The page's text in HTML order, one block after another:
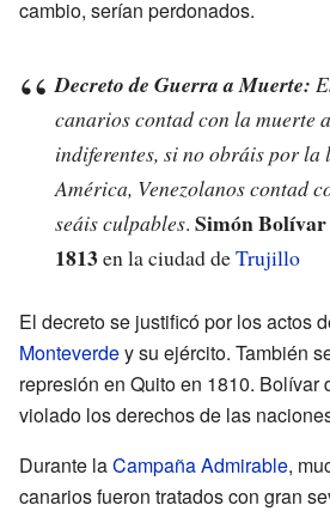
cambio, serían perdonados.
Decreto de Guerra a Muerte:
canarios contad con la muerte
indiferentes, si no obráis por la
América, Venezolanos contad
seáis culpables. Simón Bolívar
1813en la ciudad deTrujillo
El decreto se justificó por los actos
Monteverdey su ejército. También
represión en Quito en 1810.
violado los derechos de las
Durante laCampaña Admirable,
canarios fueron tratados con gran